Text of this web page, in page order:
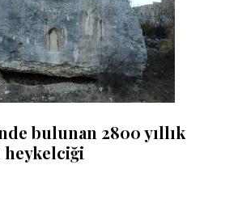
bulunan 2800 yıllık
heykelciği